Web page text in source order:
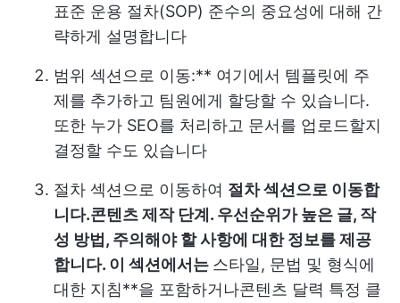
표준 운용 절차(SOP) 준수의 중요성에 대해 간
략하게 설명합니다
범위 섹션으로 이동:** 여기에서 템플릿에 주
제를 추가하고 팀원에게 할당할 수 있습니다.
또한 누가 SEO를 처리하고 문서를 업로드할지
결정할 수도 있습니다
절차 섹션으로 이동하여 절차 섹션으로 이동합
니다.콘텐츠 제작 단계. 우선순위가 높은 글, 작
성 방법, 주의해야 할 사항에 대한 정보를 제공
합니다. 이 섹션에서는 스타일, 문법 및 형식에
대한 지침**을 포함하거나콘텐츠 달력 특정 클